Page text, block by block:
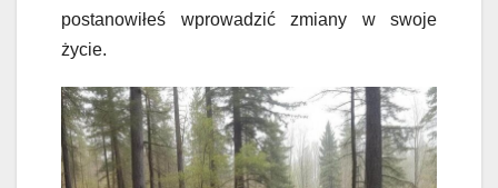
postanowiłeś wprowadzić zmiany w swoje
życie.